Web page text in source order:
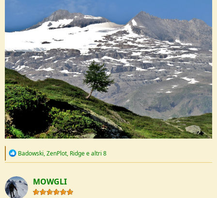
R
c
t
i
Badowski,ZenPlot, Ridgee altri 8
MOWGLI